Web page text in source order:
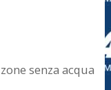
senza acqua